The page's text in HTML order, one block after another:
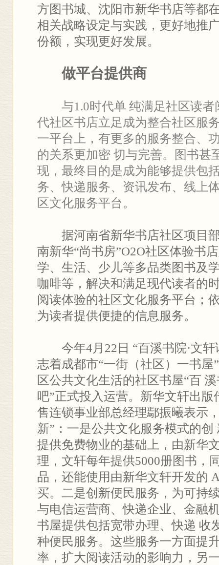
方图书城、沈阳市新华书店等都
相关战略设定与实践，更好地推
份额，实现更好发展。
做平台提供商
与1.0时代单 纯满足社区读
代社区书店立足成为整合社区服
一平台上，有更多的服务整合、
的关系更加密 切与完善。图书甚
现，最终目的是成为能够提供包
务、快递服务、资讯发布、线上
区文化服务平台。
据河南省新华书店社区项目部
南新华“尚书房”O2O社区体验书
学、生活、少儿等多品类图书及
咖啡等，解决和满足现代读者的
阅读体验的社区文化服务平台；
为读者提供便捷的信息服务。
今年4月22日 “百溪书院·文轩
志着成都市“一街（社区）一书屋
区公共文化生活的社区书屋“百
吧”正式投入运营。新华文轩出
售连锁事业部总经理鄢振曦表示
新”：一是公共文化服务模式的
提供免费物业的基础上，由新华
理，文轩每年提供5000册图书，
品，还能使用由新华文轩开发的
买。二是创新便民服务，为可持
与电信运营商、快递企业、金融
书屋提供包括宽带办理、快递 收
种便民服务。这些服务一方面提
率，扩大阅读活动的影响力，另